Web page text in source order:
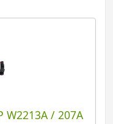
W2213A / 207A